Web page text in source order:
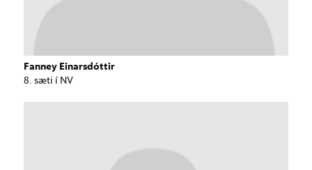
Fanney Einarsdóttir
8. sæti í NV